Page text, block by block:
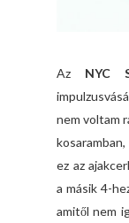
Az NYC
nem voltam
ez az
a másik 4-
amitől nem